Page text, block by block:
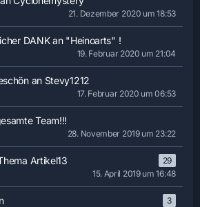
21. Dezember 2020 um 18:53
DANK an "Heinoarts" !
19. Februar 2020 um 21:04
an Stevy1212
17. Februar 2020 um 06:53
Team!!!
28. November 2019 um 23:22
Artikel13
29
15. April 2019 um 16:48
3